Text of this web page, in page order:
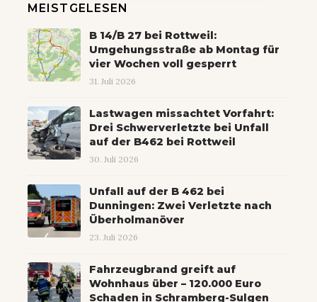
MEISTGELESEN
B 14/B 27 bei Rottweil:
Umgehungsstraße ab Montag für
vier Wochen voll gesperrt
31. Juli 2026
Lastwagen missachtet Vorfahrt:
Drei Schwerverletzte bei Unfall
auf der B462 bei Rottweil
30. Juli 2026
Unfall auf der B 462 bei
Dunningen: Zwei Verletzte nach
Überholmanöver
23. Juli 2026
Fahrzeugbrand greift auf
Wohnhaus über – 120.000 Euro
Schaden in Schramberg-Sulgen